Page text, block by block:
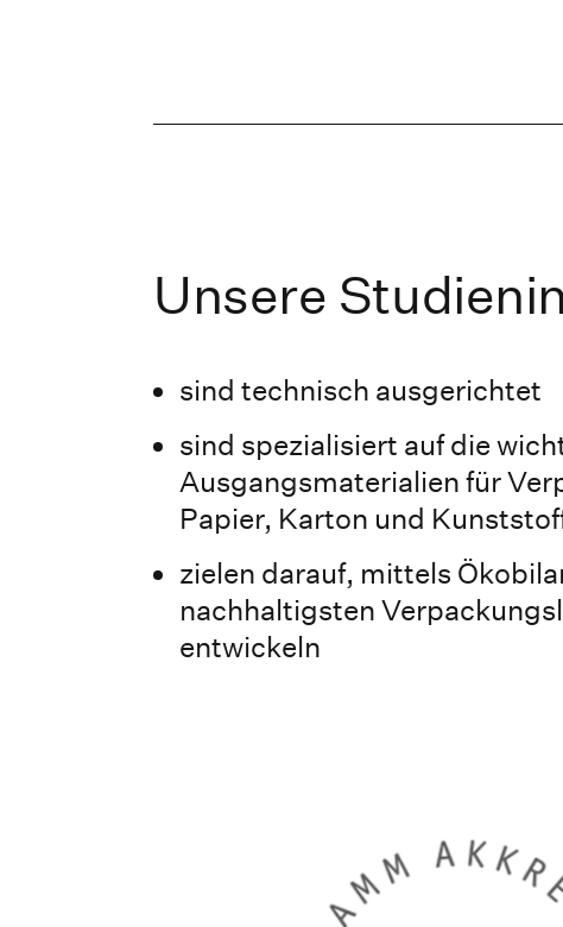
Unsere
sind technisch ausgerichtet
sind spezialisiert auf die
Ausgangsmaterialien für
Papier, Karton und
zielen darauf, mittels
nachhaltigsten
entwickeln